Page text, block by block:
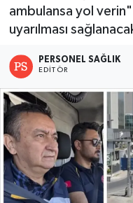
ambulansa yol
uyarılması
PERSONEL SAĞLIK
EDITÖR